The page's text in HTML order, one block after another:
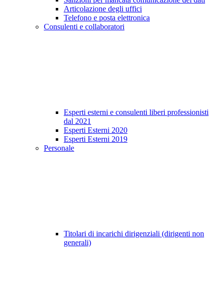
Articolazione degli uffici
Telefono e posta elettronica
Consulenti e collaboratori
Esperti esterni e consulenti liberi professionisti
dal 2021
Esperti Esterni 2020
Esperti Esterni 2019
Personale
Titolari di incarichi dirigenziali (dirigenti non
generali)